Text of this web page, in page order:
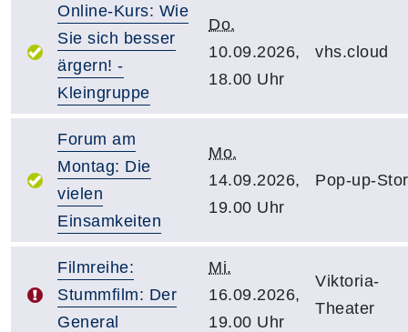
Online-Kurs: Wie
Sie sich besser
ärgern! -
Kleingruppe
Do.
10.09.2026,
18.00 Uhr
vhs.cloud
Forum am
Montag: Die
vielen
Einsamkeiten
Mo.
14.09.2026,
19.00 Uhr
Pop-up-
Filmreihe:
Stummfilm: Der
General
Mi.
16.09.2026,
19.00 Uhr
Viktoria-
Theater